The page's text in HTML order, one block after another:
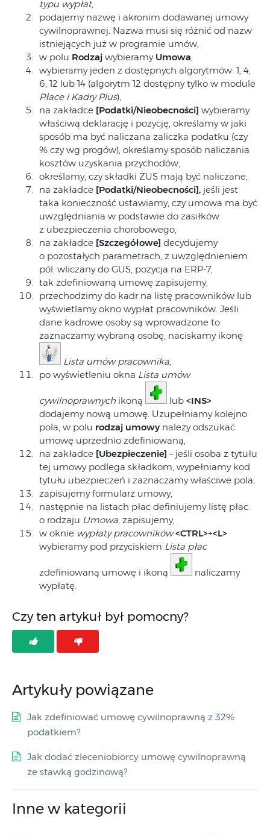
typu wypłat,
podajemy nazwę i akronim dodawanej umowy
cywilnoprawnej. Nazwa musi się różnić od nazw
istniejących już w programie umów,
w polu Rodzaj wybieramy Umowa,
wybieramy jeden z dostępnych algorytmów: 1, 4,
6, 12 lub 14 (algorytm 12 dostępny tylko w module
Płace i Kadry Plus),
na zakładce [Podatki/Nieobecności] wybieramy
właściwą deklarację i pozycję, określamy w jaki
sposób ma być naliczana zaliczka podatku (czy
% czy wg progów), określamy sposób naliczania
kosztów uzyskania przychodów,
określamy, czy składki ZUS mają być naliczane,
na zakładce [Podatki/Nieobecności], jeśli jest
taka konieczność ustawiamy, czy umowa ma być
uwzględniania w podstawie do zasiłków
z ubezpieczenia chorobowego,
na zakładce [Szczegółowe] decydujemy
o pozostałych parametrach, z uwzględnieniem
pól: wliczany do GUS, pozycja na ERP-7,
tak zdefiniowaną umowę zapisujemy,
przechodzimy do kadr na listę pracowników lub
wyświetlamy okno wypłat pracowników. Jeśli
dane kadrowe osoby są wprowadzone to
zaznaczamy wybraną osobę, naciskamy ikonę
Lista umów pracownika,
po wyświetleniu okna Lista umów
cywilnoprawnych ikoną lub <INS>
dodajemy nową umowę. Uzupełniamy kolejno
pola, w polu rodzaj umowy należy odszukać
umowę uprzednio zdefiniowaną,
na zakładce [Ubezpieczenie] – jeśli osoba z tytułu
tej umowy podlega składkom, wypełniamy kod
tytułu ubezpieczeń i zaznaczamy właściwe pola,
zapisujemy formularz umowy,
następnie na listach płac definiujemy listę płac
o rodzaju Umowa, zapisujemy,
w oknie wypłaty pracowników<CTRL>+<L>
wybieramy pod przyciskiem Lista płac
zdefiniowaną umowę i ikoną
naliczamy
wypłatę.
Czy ten artykuł był pomocny?
Artykuły powiązane
Jak zdefiniować umowę cywilnoprawną z 32%
podatkiem?
Jak dodać zleceniobiorcy umowę cywilnoprawną
ze stawką godzinową?
Inne w kategorii